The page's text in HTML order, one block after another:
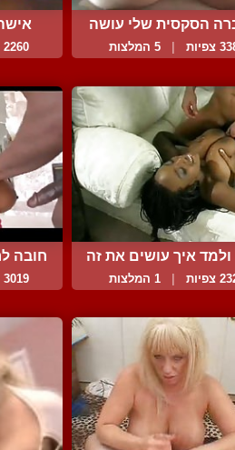
הסקסית שלי עושה
עם...5 המלצות 2260 צפיות
איך עושים את זה
1 המלצות
חובה
3019 צפיות